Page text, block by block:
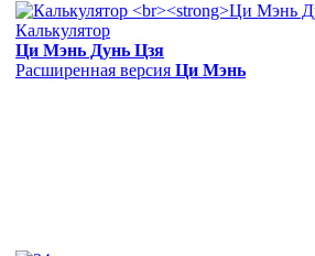
Калькулятор
Ци Мэнь Дунь Цзя
Расширенная версия Ци Мэнь